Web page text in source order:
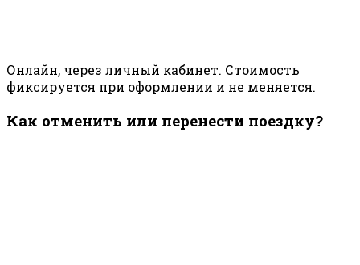
Онлайн, через личный кабинет. Стоимость
фиксируется при оформлении и не меняется.
Как отменить или перенести поездку?